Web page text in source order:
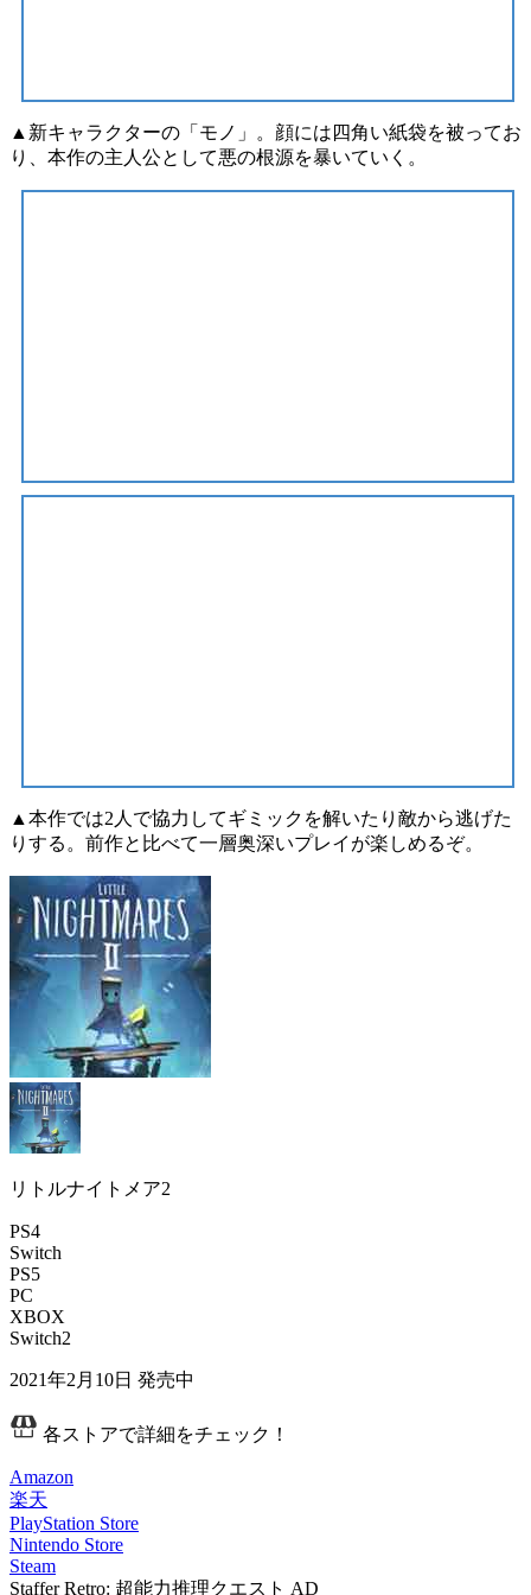
▲新キャラクターの「モノ」。顔には四角い紙袋を被ってお
り、本作の主人公として悪の根源を暴いていく。
▲本作では2人で協力してギミックを解いたり敵から逃げた
りする。前作と比べて一層奥深いプレイが楽しめるぞ。
リトルナイトメア2
PS4
Switch
PS5
PC
XBOX
Switch2
2021年2月10日 発売中
各ストアで詳細をチェック！
Amazon
楽天
PlayStation Store
Nintendo Store
Steam
Staffer Retro: 超能力推理クエスト AD